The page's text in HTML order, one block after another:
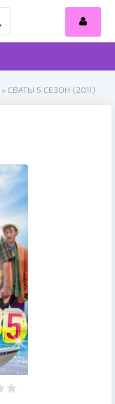
» СВАТЫ 5 СЕЗОН (2011)